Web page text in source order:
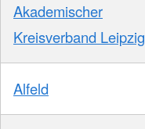
Akademischer
Kreisverband Leipzig
Alfeld